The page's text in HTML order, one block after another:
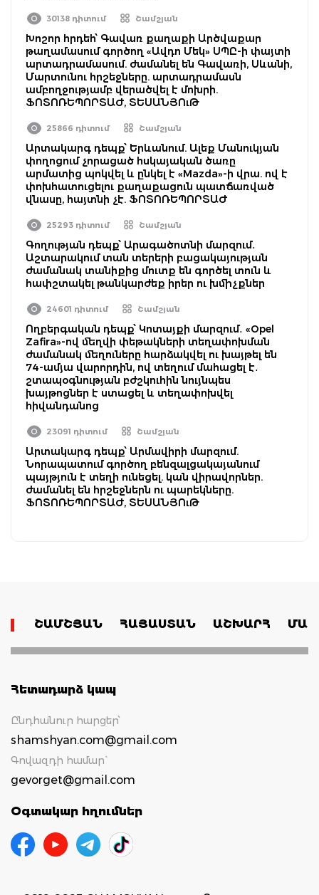
30138 դիտում Շամշյան
Խոշոր հրդեհ՝ Գավառ քաղաքի Արծվաքար
թաղամասում գործող «Ավդո Մեկ» ՍՊԸ-ի փայտի
արտադրամասում. ժամանել են Գավառի, Սևանի,
Մարտունու հրշեջները. արտադրամասն
ամբողջությամբ վերածվել է մոխրի.
ՖՈՏՈՌԵՊՈՐՏԱԺ, ՏԵՍԱՆՅՈւԹ
25866 դիտում Շամշյան
Արտակարգ դեպք՝ Երևանում. Ալեք Մանուկյան
փողոցում չորացած հսկայական ծառը
արմատից պոկվել և ընկել է «Mazda»-ի վրա. ով է
փոխհատուցելու քաղաքացուն պատճառված
վնասը, հայտնի չէ. ՖՈՏՈՌԵՊՈՐՏԱԺ
25293 դիտում Շամշյան
Գողության դեպք՝ Արագածոտնի մարզում․
Աշտարակում տան տերերի բացակայության
ժամանակ տանիքից մուտք են գործել տուն և
հափշտակել թանկարժեք իրեր ու խմիչքներ
24601 դիտում Շամշյան
Ողբերգական դեպք՝ Կոտայքի մարզում․ «Opel
Zafira»-ով մեղվի փեթակների տեղափոխման
ժամանակ մեղուները հարձակվել ու խայթել են
74-ամյա վարորդին, ով տեղում մահացել է․
շտապօգնության բժշկուհին նույնպես
խայթոցներ է ստացել և տեղափոխվել
հիվանդանոց
23091 դիտում Շամշյան
Արտակարգ դեպք՝ Արմավիրի մարզում.
Նորապատում գործող բենզալցակայանում
պայթյուն է տեղի ունեցել. կան վիրավորներ.
ժամանել են հրշեջներն ու պարեկները.
ՖՈՏՈՌԵՊՈՐՏԱԺ, ՏԵՍԱՆՅՈւԹ
ՇԱՄՇՅԱՆ ՀԱՅԱՍՏԱՆ ԱՇԽԱՐՀ
Հետադարձ կապ
Ընդհանուր հարցեր՝
shamshyan.com@gmail.com
Գովազդի համար`
gevorget@gmail.com
Օգտակար հղումներ